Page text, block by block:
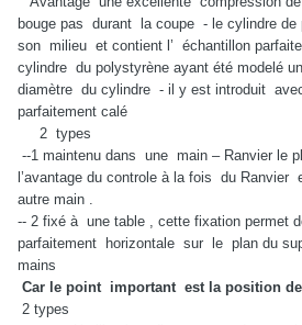
bouge pas durant la coupe - le cylindre
son milieu et contient l’ échantillon
cylindre du polystyrène ayant été modelé
diamètre du cylindre - il y est introduit
parfaitement calé
2 types
--1 maintenu dans une main – Ranvier le
l’avantage du controle à la fois du Ranvier
autre main .
-- 2 fixé à une table , cette fixation permet
parfaitement horizontale sur le plan du
mains
Car le point important est la position
2 types